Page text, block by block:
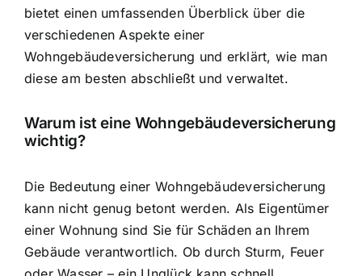
bietet einen umfassenden Überblick über die
verschiedenen Aspekte einer
Wohngebäudeversicherung und erklärt, wie man
diese am besten abschließt und verwaltet.
Warum ist eine Wohngebäudeversicherung
wichtig?
Die Bedeutung einer Wohngebäudeversicherung
kann nicht genug betont werden. Als Eigentümer
einer Wohnung sind Sie für Schäden an Ihrem
Gebäude verantwortlich. Ob durch Sturm, Feuer